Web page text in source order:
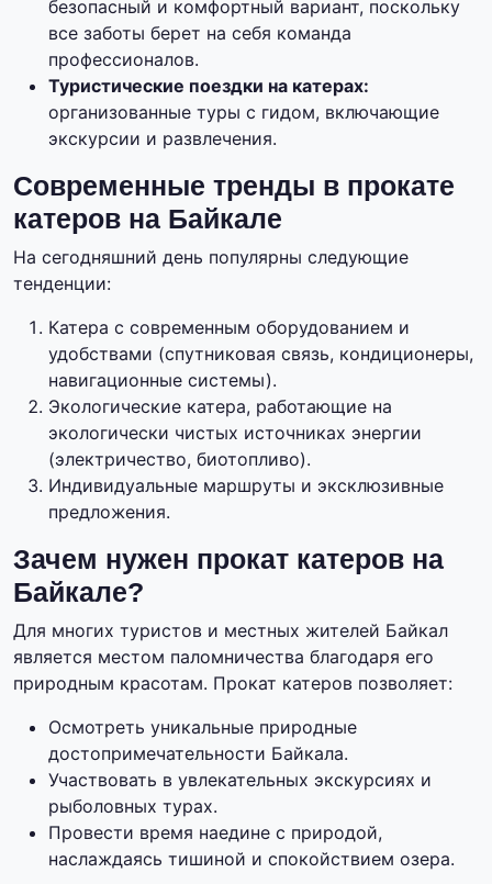
безопасный и комфортный вариант, поскольку
все заботы берет на себя команда
профессионалов.
Туристические поездки на катерах:
организованные туры с гидом, включающие
экскурсии и развлечения.
Современные тренды в прокате
катеров на Байкале
На сегодняшний день популярны следующие
тенденции:
Катера с современным оборудованием и
удобствами (спутниковая связь, кондиционеры,
навигационные системы).
Экологические катера, работающие на
экологически чистых источниках энергии
(электричество, биотопливо).
Индивидуальные маршруты и эксклюзивные
предложения.
Зачем нужен прокат катеров на
Байкале?
Для многих туристов и местных жителей Байкал
является местом паломничества благодаря его
природным красотам. Прокат катеров позволяет:
Осмотреть уникальные природные
достопримечательности Байкала.
Участвовать в увлекательных экскурсиях и
рыболовных турах.
Провести время наедине с природой,
наслаждаясь тишиной и спокойствием озера.